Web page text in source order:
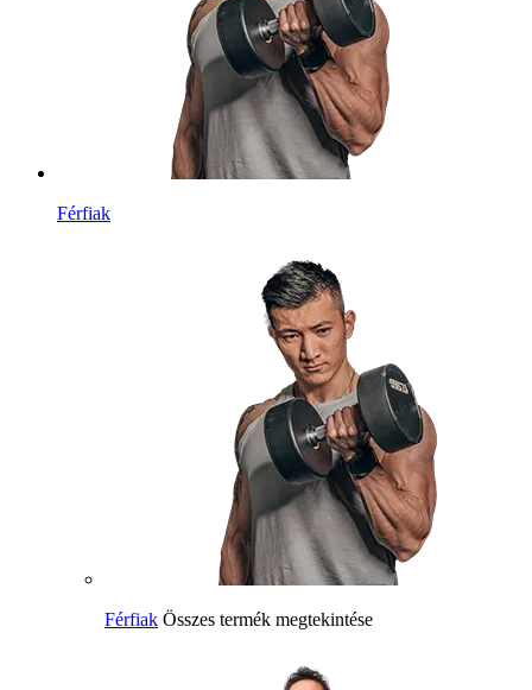
Férfiak
Férfiak Összes termék megtekintése